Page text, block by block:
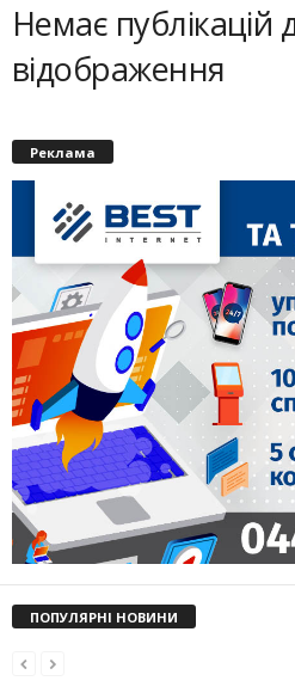
Немає публікацій
відображення
Реклама
ПОПУЛЯРНІ НОВИНИ